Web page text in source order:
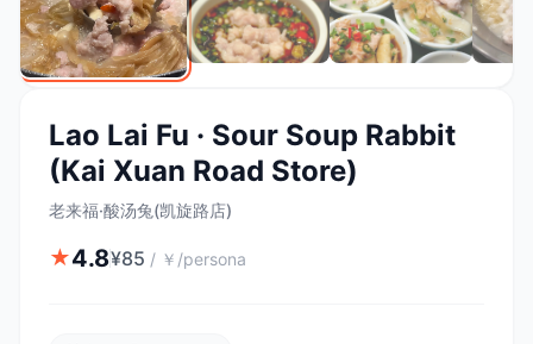
Lao Lai Fu · Sour Soup Rabbit
(Kai Xuan Road Store)
老来福·酸汤兔(凯旋路店)
★4.8¥85 / ￥/persona